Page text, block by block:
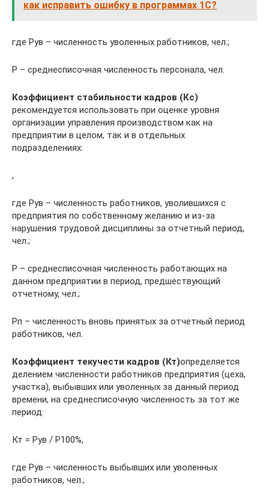
как исправить ошибку в программах 1С?
где Рув – численность уволенных работников, чел.;
Р – среднесписочная численность персонала, чел.
Коэффициент стабильности кадров (Кс)
рекомендуется использовать при оценке уровня
организации управления производством как на
предприятии в целом, так и в отдельных
подразделениях:
,
где Рув – численность работников, уволившихся с
предприятия по собственному желанию и из-за
нарушения трудовой дисциплины за отчетный период,
чел.;
Р – среднесписочная численность работающих на
данном предприятии в период, предшествующий
отчетному, чел.;
Рп – численность вновь принятых за отчетный период
работников, чел.
Коэффициент текучести кадров (Кт)определяется
делением численности работников предприятия (цеха,
участка), выбывших или уволенных за данный период
времени, на среднесписочную численность за тот же
период:
Кт = Рув / Р100%,
где Рув – численность выбывших или уволенных
работников, чел.;